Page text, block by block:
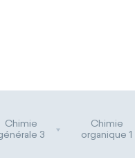
Chimie
3
Chimie
organique 1